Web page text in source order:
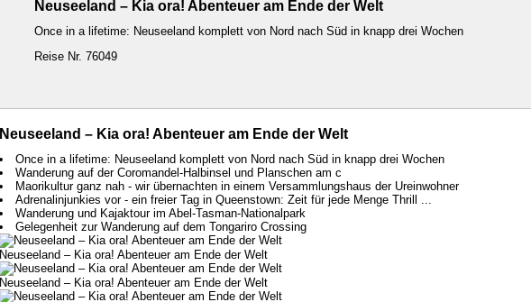
Neuseeland – Kia ora! Abenteuer am Ende der Welt
Once in a lifetime: Neuseeland komplett von Nord nach Süd in knapp drei Wochen
Reise Nr. 76049
Neuseeland – Kia ora! Abenteuer am Ende der Welt
Once in a lifetime: Neuseeland komplett von Nord nach Süd in knapp drei Wochen
Wanderung auf der Coromandel-Halbinsel und Planschen am c
Maorikultur ganz nah - wir übernachten in einem Versammlungshaus der Ureinwohner
Adrenalinjunkies vor - ein freier Tag in Queenstown: Zeit für jede Menge Thrill ...
Wanderung und Kajaktour im Abel-Tasman-Nationalpark
Gelegenheit zur Wanderung auf dem Tongariro Crossing
Neuseeland – Kia ora! Abenteuer am Ende der Welt
Neuseeland – Kia ora! Abenteuer am Ende der Welt